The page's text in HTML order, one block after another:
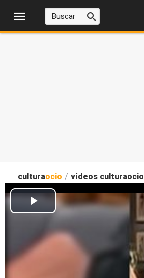
culturaocio / vídeos culturaocio